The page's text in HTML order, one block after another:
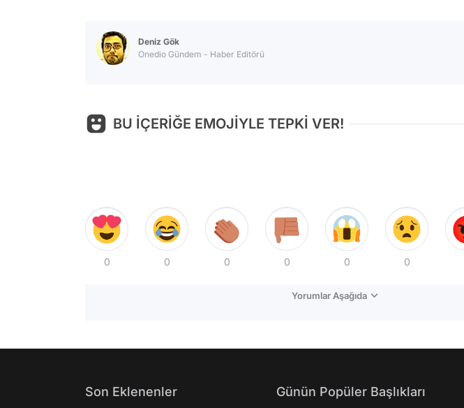
Deniz Gök
Onedio Gündem - Haber Editörü
BU İÇERİĞE EMOJİYLE TEPKİ VER!
0 0 0 0 0 0
Yorumlar Aşağıda
Son Eklenenler Günün Popüler Başlıkları